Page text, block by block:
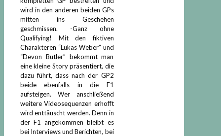
wird in den anderen beiden GPs
mitten ins Geschehen
geschmissen. -Ganz ohne
Qualifying! Mit den fiktiven
Charakteren “Lukas Weber” und
“Devon Butler” bekommt man
eine kleine Story präsentiert, die
dazu führt, dass nach der GP2
beide ebenfalls in die F1
aufsteigen. Wer anschließend
weitere Videosequenzen erhofft
wird enttäuscht werden. Denn in
der F1 angekommen bleibt es
bei Interviews und Berichten, bei